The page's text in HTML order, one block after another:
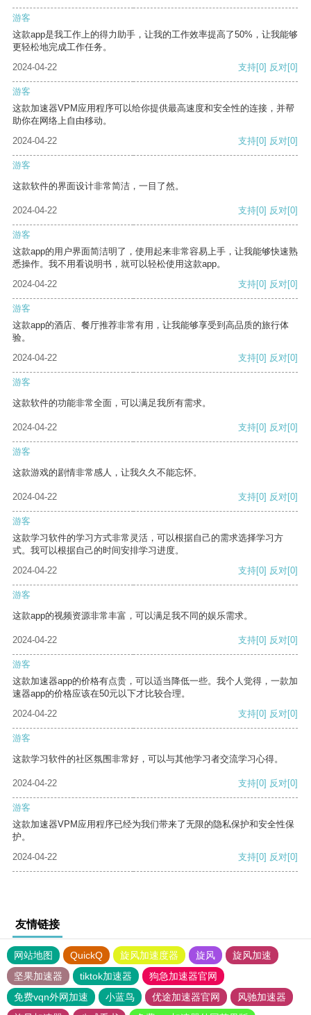
游客
这款app是我工作上的得力助手，让我的工作效率提高了50%，让我能够
更轻松地完成工作任务。
2024-04-22
支持[0] 反对[0]
游客
这款加速器VPM应用程序可以给你提供最高速度和安全性的连接，并帮
助你在网络上自由移动。
2024-04-22
支持[0] 反对[0]
游客
这款软件的界面设计非常简洁，一目了然。
2024-04-22 支持[0] 反对[0]
游客
这款app的用户界面简洁明了，使用起来非常容易上手，让我能够快速熟
悉操作。我不用看说明书，就可以轻松使用这款app。
2024-04-22
支持[0] 反对[0]
游客
这款app的酒店、餐厅推荐非常有用，让我能够享受到高品质的旅行体
验。
2024-04-22
支持[0] 反对[0]
游客
这款软件的功能非常全面，可以满足我所有需求。
2024-04-22 支持[0] 反对[0]
游客
这款游戏的剧情非常感人，让我久久不能忘怀。
2024-04-22 支持[0] 反对[0]
游客
这款学习软件的学习方式非常灵活，可以根据自己的需求选择学习方
式。我可以根据自己的时间安排学习进度。
2024-04-22
支持[0] 反对[0]
游客
这款app的视频资源非常丰富，可以满足我不同的娱乐需求。
2024-04-22 支持[0] 反对[0]
游客
这款加速器app的价格有点贵，可以适当降低一些。我个人觉得，一款加
速器app的价格应该在50元以下才比较合理。
2024-04-22
支持[0] 反对[0]
游客
这款学习软件的社区氛围非常好，可以与其他学习者交流学习心得。
2024-04-22 支持[0] 反对[0]
游客
这款加速器VPM应用程序已经为我们带来了无限的隐私保护和安全性保
护。
2024-04-22
支持[0] 反对[0]
友情链接
网站地图 QuickQ 旋风加速度器 旋风
旋风加速
坚果加速器
tiktok加速器
狗急加速器官网
免费vqn外网加速
小蓝鸟 优途加速器官网
风驰加速器